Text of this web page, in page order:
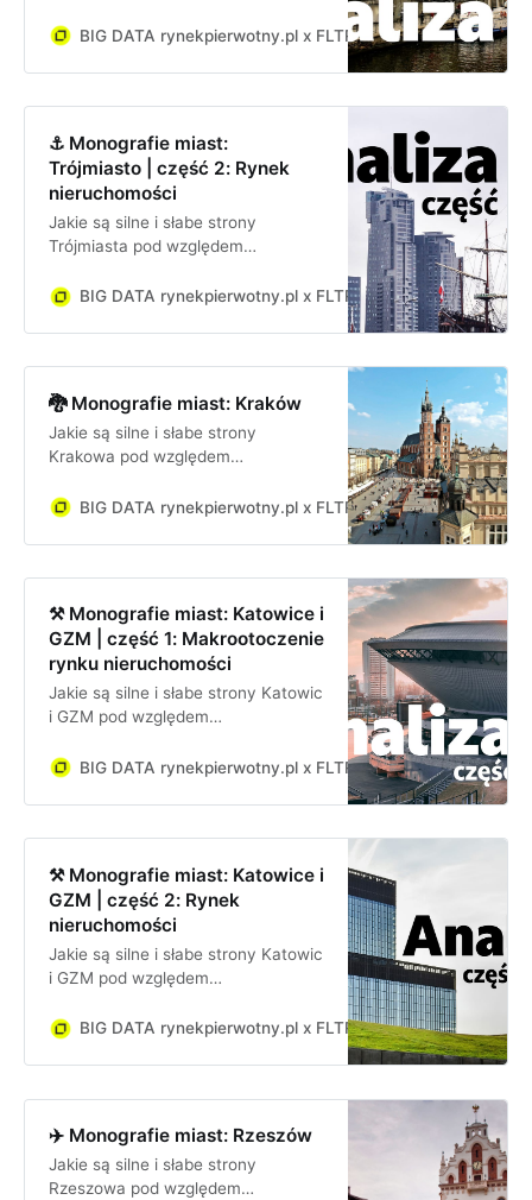
zagrożenia dla firmy lub inwestora
BIG DATA rynekpierwotny.pl x FLTR Jan Dziekoński
⚓ Monografie miast:
Trójmiasto | część 2: Rynek
nieruchomości
Jakie są silne i słabe strony
Trójmiasta pod względem
zagrożenia dla firmy lub inwestora
BIG DATA rynekpierwotny.pl x FLTR Jan Dziekoński
🐉 Monografie miast: Kraków
Jakie są silne i słabe strony
Krakowa pod względem
zagrożenia dla firmy lub inwestora
BIG DATA rynekpierwotny.pl x FLTR Jan Dziekoński
⚒️ Monografie miast: Katowice i
GZM | część 1: Makrootoczenie
rynku nieruchomości
Jakie są silne i słabe strony Katowic
i GZM pod względem
zagrożenia dla firmy lub inwestora
GZM?
BIG DATA rynekpierwotny.pl x FLTR Gabriela Prygiel
⚒️ Monografie miast: Katowice i
GZM | część 2: Rynek
nieruchomości
Jakie są silne i słabe strony Katowic
i GZM pod względem
zagrożenia dla firmy lub inwestora
nieruchomości.
BIG DATA rynekpierwotny.pl x FLTR Gabriela Prygiel
✈️ Monografie miast: Rzeszów
Jakie są silne i słabe strony
Rzeszowa pod względem